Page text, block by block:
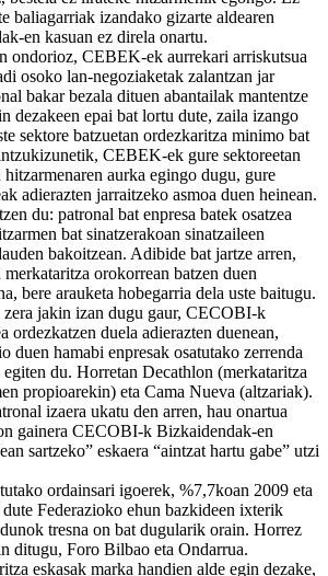
baliagarriak izandako gizarte aldearen
en kasuan ez direla onartu.
ondorioz, CEBEK-ek aurrekari arriskutsua
osoko lan-negoziaketak zalantzan jar
bakar bezala dituen abantailak mantentze
dezakeen epai bat lortu dute, zaila izango
sektore batzuetan ordezkaritza minimo bat
CEBEK-ek gure sektoreetan
aurka egingo dugu, gure
adierazten jarraitzeko asmoa duen heinean.
du: patronal bat enpresa batek osatzea
bat sinatzerakoan sinatzaileen
bakoitzean. Adibide bat jartze arren,
orokorrean batzen duen
bere arauketa hobegarria dela uste baitugu.
zera jakin izan dugu gaur, CECOBI-k
ordezkatzen duela adierazten duenean,
duen hamabi enpresak osatutako zerrenda
egiten du. Horretan Decathlon (merkataritza
propioarekin) eta Cama Nueva (altzariak).
izaera ukatu den arren, hau onartua
gainera CECOBI-k Bizkaidendak-en
sartzeko” eskaera “aintzat hartu gabe” utzi
ordainsari igoerek, %7,7koan 2009 eta
dute Federazioko ehun bazkideen ixterik
tresna on bat dugularik orain. Horrez
ditugu, Foro Bilbao eta Ondarrua.
eskasak marka handien alde egin dezake,